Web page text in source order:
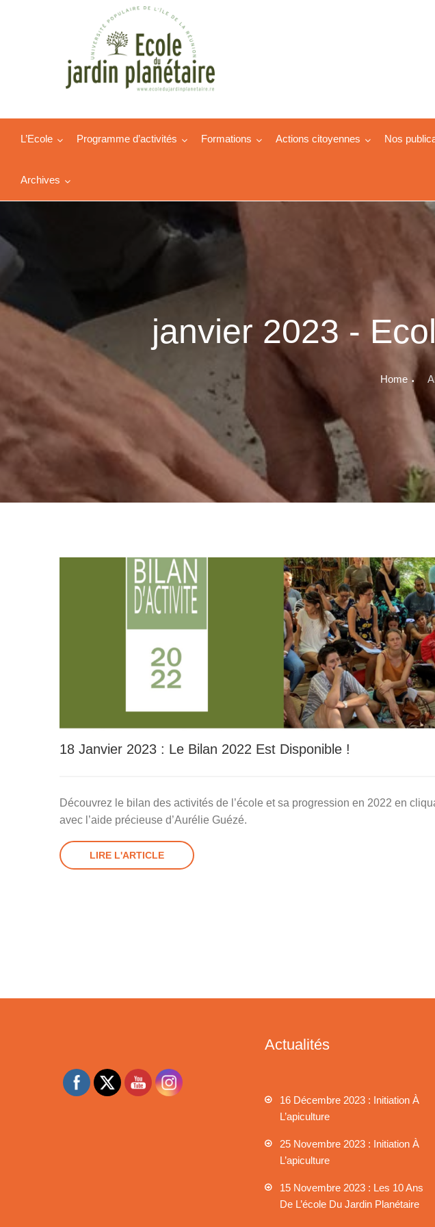
L’Ecole Programme d’activités Formations Actions citoyennes Nos
Archives
janvier 2023 -
Home
18 Janvier 2023 : Le Bilan 2022 Est Disponible !
Découvrez le bilan des activités de l’école et sa progression en 2022 en
avec l’aide précieuse d’Aurélie Guézé.
LIRE L'ARTICLE
Actualités
16 Décembre 2023 : Initiation À
L’apiculture
25 Novembre 2023 : Initiation À
L’apiculture
15 Novembre 2023 : Les 10 Ans
De L’école Du Jardin Planétaire